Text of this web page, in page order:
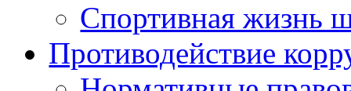
Спортивная жизнь
Противодействие